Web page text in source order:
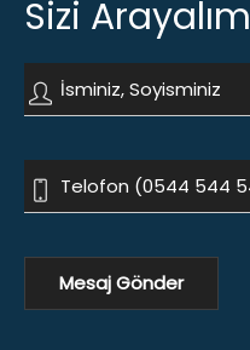
Sizi Arayalım